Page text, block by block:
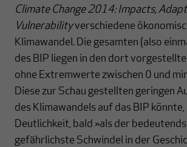
Climate Change 2014: Impacts,
Vulnerabilityverschiedene
Klimawandel. Die gesamten (also
des BIP liegen in den dort
ohne Extremwerte zwischen 0 und
Diese zur Schau gestellten geringen
des Klimawandels auf das BIP könnte,
Deutlichkeit, bald »als der
gefährlichste Schwindel in der